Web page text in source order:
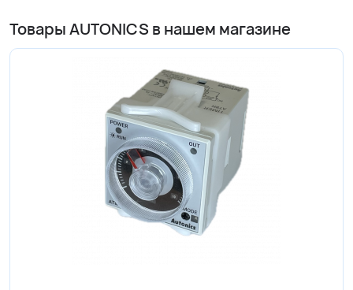
Товары AUTONICS в нашем магазине